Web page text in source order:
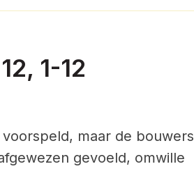
1-12
maar de bouwers
gevoeld, omwille